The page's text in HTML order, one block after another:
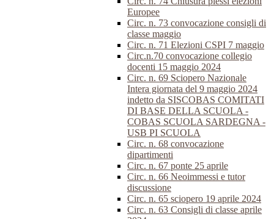
Europee
Circ. n. 73 convocazione consigli di
classe maggio
Circ. n. 71 Elezioni CSPI 7 maggio
Circ.n.70 convocazione collegio
docenti 15 maggio 2024
Circ. n. 69 Sciopero Nazionale
Intera giornata del 9 maggio 2024
indetto da SISCOBAS COMITATI
DI BASE DELLA SCUOLA -
COBAS SCUOLA SARDEGNA -
USB PI SCUOLA
Circ. n. 68 convocazione
dipartimenti
Circ. n. 67 ponte 25 aprile
Circ. n. 66 Neoimmessi e tutor
discussione
Circ. n. 65 sciopero 19 aprile 2024
Circ. n. 63 Consigli di classe aprile